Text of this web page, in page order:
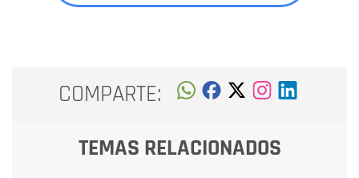
COMPARTE:
TEMAS RELACIONADOS